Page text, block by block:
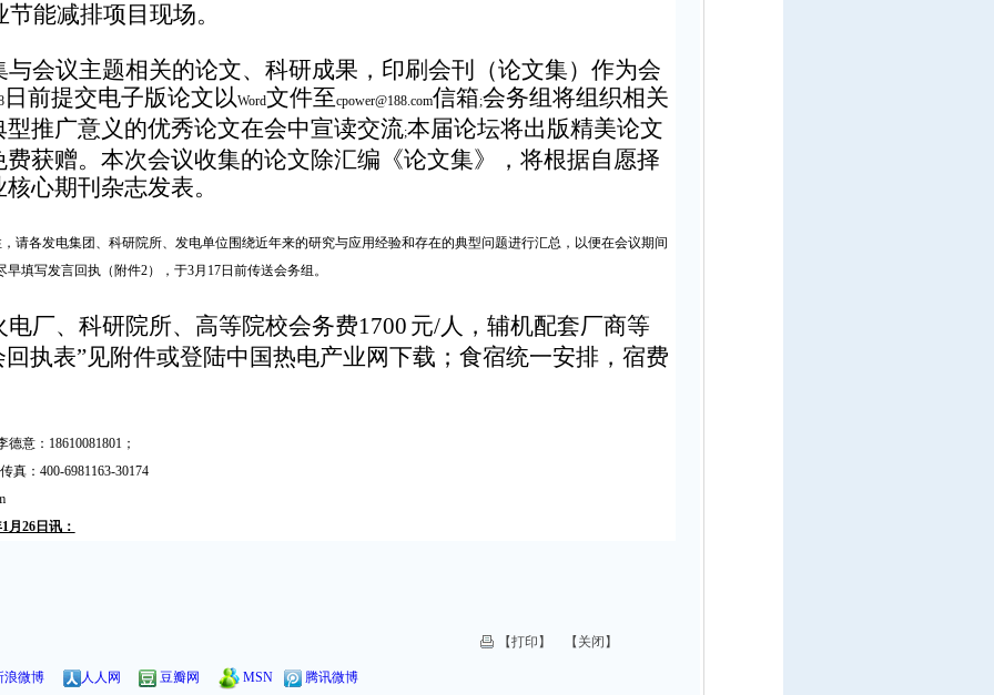
能减排项目现场。
与会议主题相关的论文、科研成果，印刷会刊（论文集）作为会
日前提交电子版论文以Word文件至cpower@188.com信箱;会务组将组织相关
推广意义的优秀论文在会中宣读交流;本届论坛将出版精美论文
获赠。 本次会议收集的论文除汇编《论文集》，将根据自愿择
心期刊杂志发表。
请各发电集团、科研院所、发电单位围绕近年来的研究与应用经验和存在的典型问题进行汇总，以便在会议期间
早填写发言回执（附件2），于3月 17日前传送会务组。
电厂、科研院所、高等院校会务费1700 元/人，辅机配套厂商等
回执表”见附件或登陆中国热电产业网下载；食宿统一安排，宿费
德意： 18610081801；
真： 400-6981163-30174
月26日讯：
【打印 】 【 关闭 】
微博 人人网 豆瓣网 MSN 腾讯微博